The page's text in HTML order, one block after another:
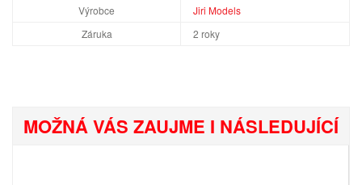
Výrobce
Jiri Models
Záruka
2 roky
MOŽNÁ VÁS ZAUJME I NÁSLEDUJÍCÍ